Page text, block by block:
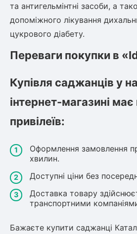
та антигельмінтні засоби, а
допоміжного лікування
цукрового діабету.
Переваги покупки в
Купівля саджанців у
інтернет-магазині має
привілеїв:
Оформлення замовлення
хвилин.
Доступні ціни без
Доставка товару
транспортними
Бажаєте купити саджанці